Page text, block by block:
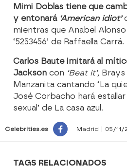
Mimi Doblas tiene que
y entonará ‘American idiot’
mientras que Anabel Alonso
‘5253456’ de Raffaella Carrá.
Carlos Baute imitará al
Jackson con ‘Beat it’,
Manzanita cantando ‘La
José Corbacho hará estallar
sexual’ de La casa azul.
Celebrities.es Madrid | 05/11/
TAGS RELACIONADOS